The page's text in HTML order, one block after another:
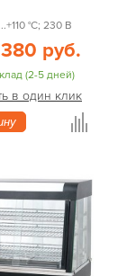
°С; 230 В
руб.
(2-5 дней)
в один клик